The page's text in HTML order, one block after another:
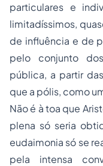
particulares e
limitadíssimos,
de influência e de
pelo conjunto
pública, a partir
que a pólis, como
Não é à toa que
plena só seria
eudaimonia só se
pela intensa